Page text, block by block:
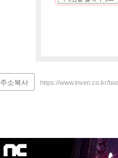
주소복사 https://www.inven.co.kr/